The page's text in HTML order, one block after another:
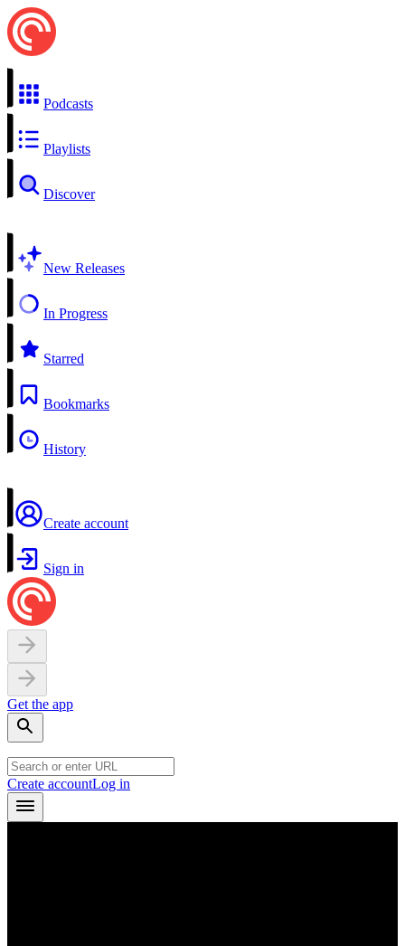
Podcasts
Playlists
Discover
New Releases
In Progress
Starred
Bookmarks
History
Create account
Sign in
Get the app
Create accountLog in